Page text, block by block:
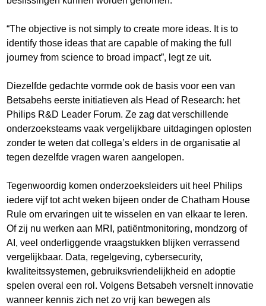
“The objective is not simply to create more ideas. It is to
identify those ideas that are capable of making the full
journey from science to broad impact”, legt ze uit.
Diezelfde gedachte vormde ook de basis voor een van
Betsabehs eerste initiatieven als Head of Research: het
Philips R&D Leader Forum. Ze zag dat verschillende
onderzoeksteams vaak vergelijkbare uitdagingen oplosten
zonder te weten dat collega’s elders in de organisatie al
tegen dezelfde vragen waren aangelopen.
Tegenwoordig komen onderzoeksleiders uit heel Philips
iedere vijf tot acht weken bijeen onder de Chatham House
Rule om ervaringen uit te wisselen en van elkaar te leren.
Of zij nu werken aan MRI, patiëntmonitoring, mondzorg of
AI, veel onderliggende vraagstukken blijken verrassend
vergelijkbaar. Data, regelgeving, cybersecurity,
kwaliteitssystemen, gebruiksvriendelijkheid en adoptie
spelen overal een rol. Volgens Betsabeh versnelt innovatie
wanneer kennis zich net zo vrij kan bewegen als